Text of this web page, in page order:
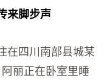
来脚步声
在四川南部县城某
丽正在卧室里睡